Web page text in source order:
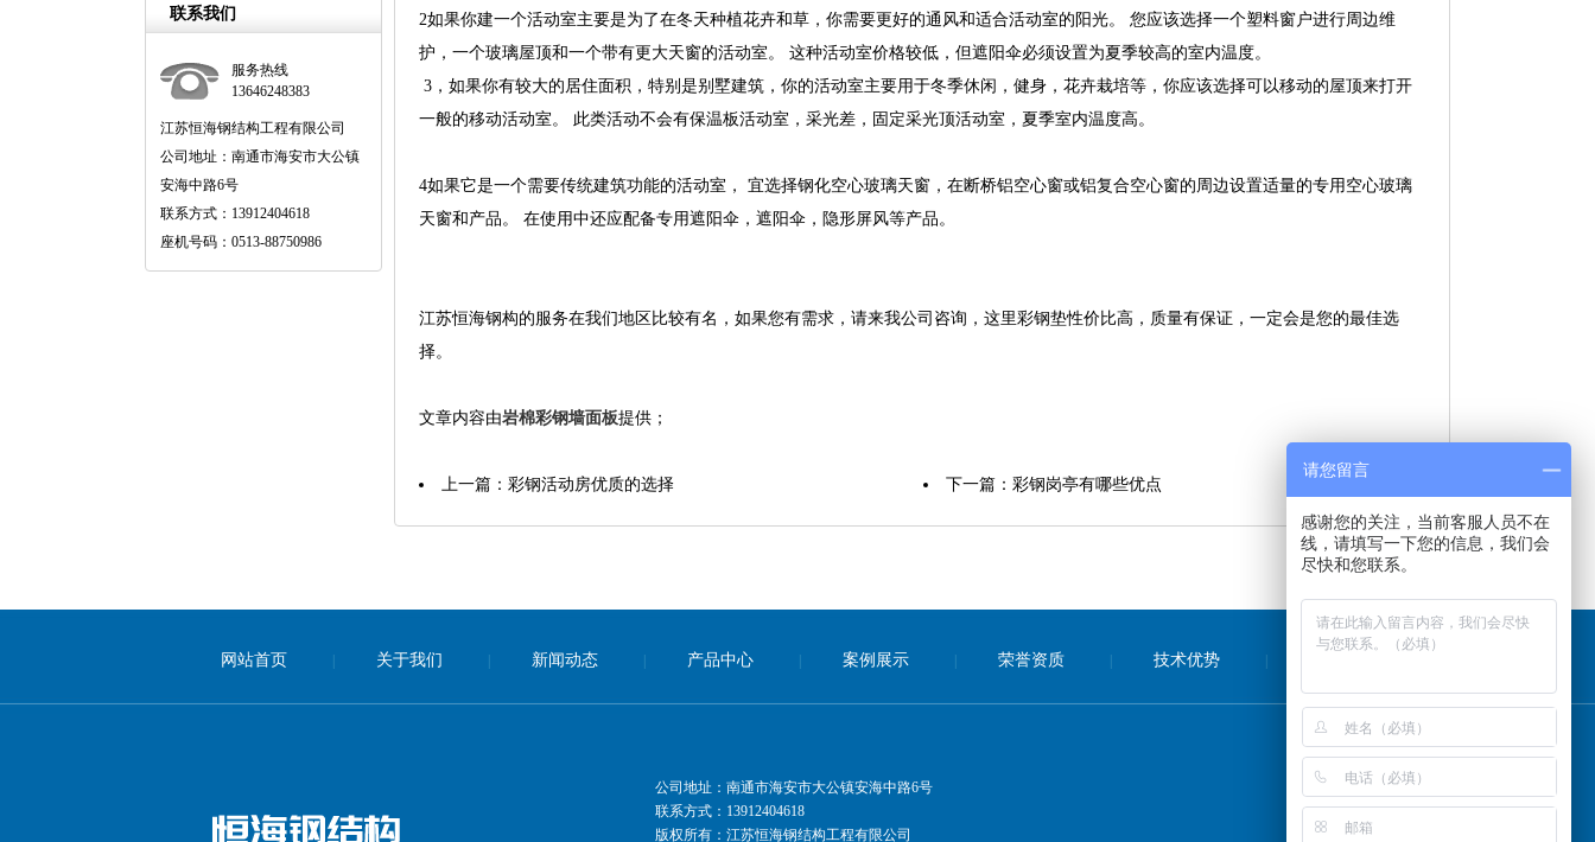
联系我们
服务热线
13646248383
江苏恒海钢结构工程有限公司
公司地址：南通市海安市大公镇
安海中路6号
联系方式：13912404618
座机号码：0513-88750986
2如果你建一个活动室主要是为了在冬天种植花卉和草，你需要更好的通风和适合活动室的阳光。 您应该选择一个塑料窗户进行周边维
护，一个玻璃屋顶和一个带有更大天窗的活动室。 这种活动室价格较低，但遮阳伞必须设置为夏季较高的室内温度。
3 ，如果你有较大的居住面积，特别是别墅建筑，你的活动室主要用于冬季休闲，健身，花卉栽培等，你应该选择可以移动的屋顶来打开
一般的移动活动室。 此类活动不会有保温板活动室，采光差，固定采光顶活动室，夏季室内温度高。
4如果它是一个需要传统建筑功能的活动室， 宜选择钢化空心玻璃天窗，在断桥铝空心窗或铝复合空心窗的周边设置适量的专用空心玻璃
天窗和产品。 在使用中还应配备专用遮阳伞，遮阳伞，隐形屏风等产品。
江苏恒海钢构的服务在我们地区比较有名，如果您有需求，请来我公司咨询，这里彩钢垫性价比高，质量有保证，一定会是您的最佳选
择。
文章内容由岩棉彩钢墙面板提供；
上一篇： 彩钢活动房优质的选择 下一篇： 彩钢岗亭有哪些优点
网站首页 关于我们 新闻动态 产品中心 案例展示 荣誉资质 技术优势
公司地址：南通市海安市大公镇安海中路6号
联系方式：13912404618
版权所有：江苏恒海钢结构工程有限公司
请您留言
感谢您的关注，当前客服人员不在
线，请填写一下您的信息，我们会
尽快和您联系。